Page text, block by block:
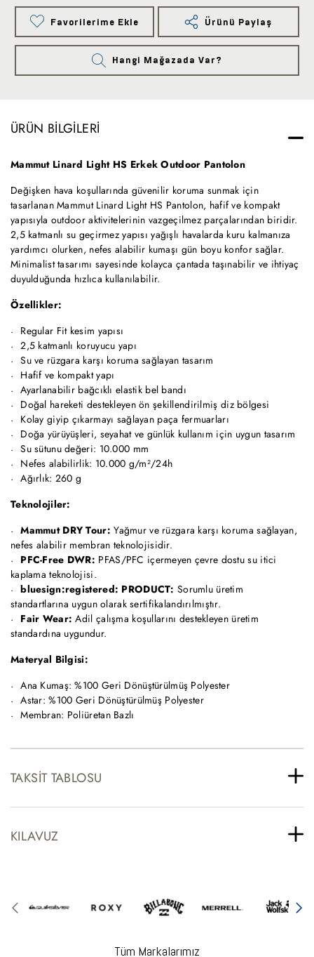
Favorilerime Ekle Ürünü Paylaş
Hangi Mağazada Var?
ÜRÜN BILGILERI
Mammut Linard Light HS Erkek Outdoor Pantolon
Değişken hava koşullarında güvenilir koruma sunmak için
tasarlanan Mammut Linard Light HS Pantolon, hafif ve kompakt
yapısıyla outdoor aktivitelerinin vazgeçilmez parçalarından biridir.
2,5 katmanlı su geçirmez yapısı yağışlı havalarda kuru kalmanıza
yardımcı olurken, nefes alabilir kumaşı gün boyu konfor sağlar.
Minimalist tasarımı sayesinde kolayca çantada taşınabilir ve ihtiyaç
duyulduğunda hızlıca kullanılabilir.
Özellikler:
Regular Fit kesim yapısı
2,5 katmanlı koruyucu yapı
Su ve rüzgara karşı koruma sağlayan tasarım
Hafif ve kompakt yapı
Ayarlanabilir bağcıklı elastik bel bandı
Doğal hareketi destekleyen ön şekillendirilmiş diz bölgesi
Kolay giyip çıkarmayı sağlayan paça fermuarları
Doğa yürüyüşleri, seyahat ve günlük kullanım için uygun tasarım
Su sütunu değeri: 10.000 mm
Nefes alabilirlik: 10.000 g/m²/24h
Ağırlık: 260 g
Teknolojiler:
Mammut DRY Tour: Yağmur ve rüzgara karşı koruma sağlayan,
nefes alabilir membran teknolojisidir.
PFC-Free DWR: PFAS/PFC içermeyen çevre dostu su itici
kaplama teknolojisi.
bluesign:registered: PRODUCT: Sorumlu üretim
standartlarına uygun olarak sertifikalandırılmıştır.
Fair Wear: Adil çalışma koşullarını destekleyen üretim
standardına uygundur.
Materyal Bilgisi:
Ana Kumaş: %100 Geri Dönüştürülmüş Polyester
Astar: %100 Geri Dönüştürülmüş Polyester
Membran: Poliüretan Bazlı
TAKSIT TABLOSU
KILAVUZ
Tüm Markalarımız